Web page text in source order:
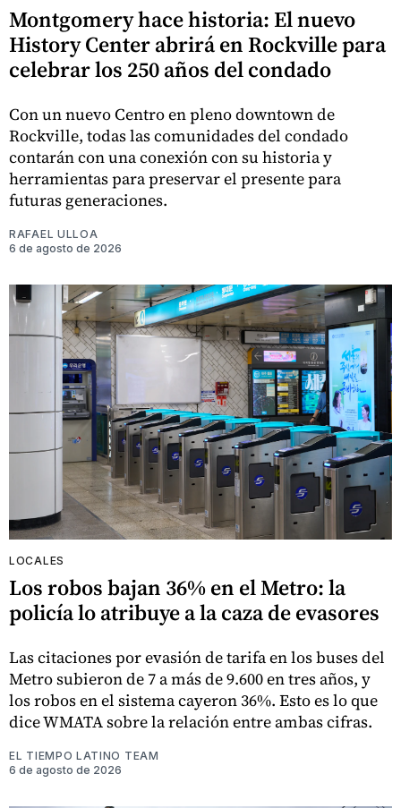
Montgomery hace historia: El nuevo
History Center abrirá en Rockville para
celebrar los 250 años del condado
Con un nuevo Centro en pleno downtown de
Rockville, todas las comunidades del condado
contarán con una conexión con su historia y
herramientas para preservar el presente para
futuras generaciones.
RAFAEL ULLOA
6 de agosto de 2026
LOCALES
Los robos bajan 36% en el Metro: la
policía lo atribuye a la caza de evasores
Las citaciones por evasión de tarifa en los buses del
Metro subieron de 7 a más de 9.600 en tres años, y
los robos en el sistema cayeron 36%. Esto es lo que
dice WMATA sobre la relación entre ambas cifras.
EL TIEMPO LATINO TEAM
6 de agosto de 2026